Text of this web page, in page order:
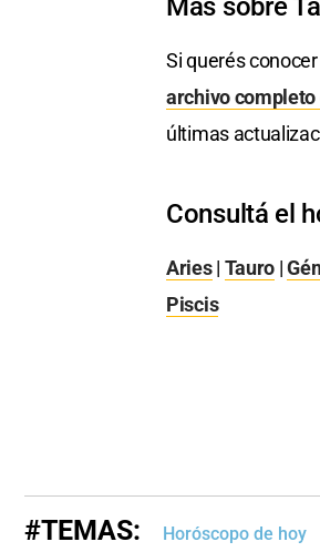
Más sobre
Si querés
archivo completo
últimas
Consultá el
Aries| Tauro |
Piscis
#TEMAS: Horóscopo de hoy